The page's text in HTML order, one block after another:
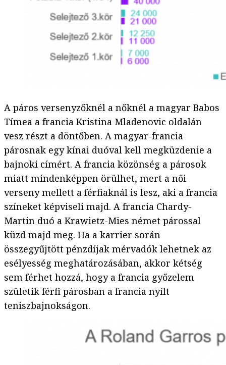
A páros versenyzőknél a nőknél a magyar Babos
Tímea a francia Kristina Mladenovic oldalán
vesz részt a döntőben. A magyar-francia
párosnak egy kínai duóval kell megküzdenie a
bajnoki címért. A francia közönség a párosok
miatt mindenképpen örülhet, mert a női
verseny mellett a férfiaknál is lesz, aki a francia
színeket képviseli majd. A francia Chardy-
Martin duó a Krawietz-Mies német párossal
küzd majd meg. Ha a karrier során
összegyűjtött pénzdíjak mérvadók lehetnek az
esélyesség meghatározásában, akkor kétség
sem férhet hozzá, hogy a francia győzelem
születik férfi párosban a francia nyílt
teniszbajnokságon.